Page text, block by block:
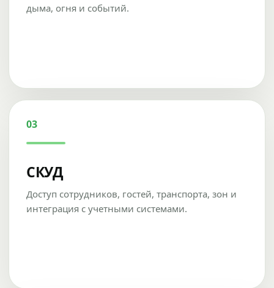
дыма, огня и событий.
03
СКУД
Доступ сотрудников, гостей, транспорта, зон и
интеграция с учетными системами.